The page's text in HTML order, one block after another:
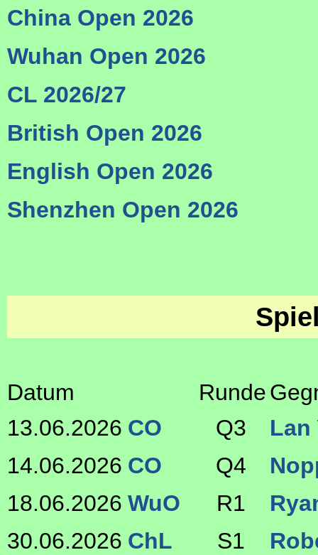
China Open 2026
Wuhan Open 2026
CL 2026/27
British Open 2026
English Open 2026
Shenzhen Open 2026
Datum Runde
13.06.2026 CO Q3
14.06.2026 CO Q4
18.06.2026 WuO R1
30.06.2026 ChL S1